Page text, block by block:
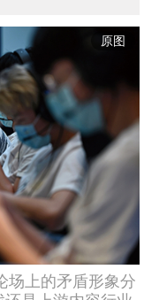
原图
场上的矛盾形象分